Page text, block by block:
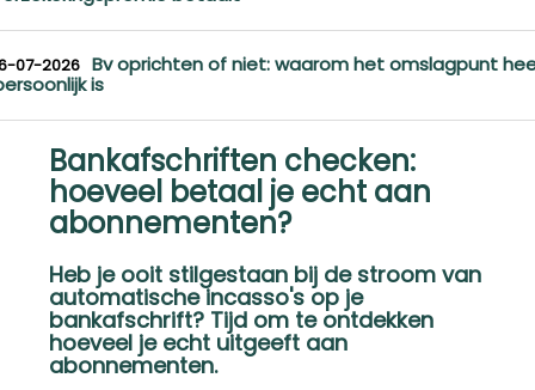
07-2026 Bv oprichten of niet: waarom het omslagpunt
is
Bankafschriften checken:
hoeveel betaal je echt aan
abonnementen?
Heb je ooit stilgestaan bij de stroom van
automatische incasso's op je
bankafschrift? Tijd om te ontdekken
hoeveel je echt uitgeeft aan
abonnementen.